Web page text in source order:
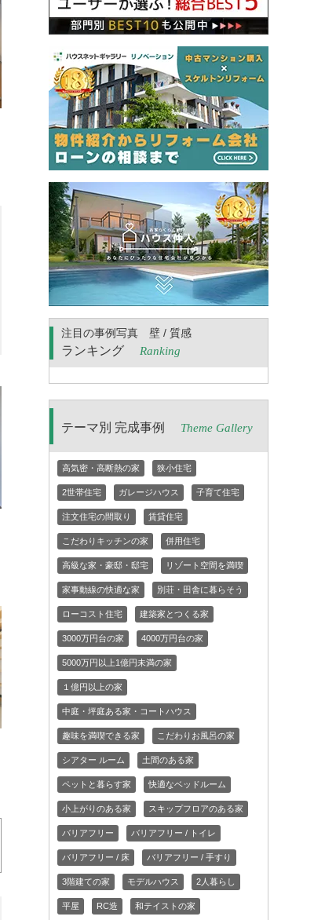
注目の事例写真 壁 / 質感
ランキング Ranking
テーマ別 完成事例 Theme Gallery
高気密・高断熱の家 狭小住宅
2世帯住宅 ガレージハウス 子育て住宅
注文住宅の間取り 賃貸住宅
こだわりキッチンの家 併用住宅
高級な家・豪邸・邸宅 リゾート空間を満喫
家事動線の快適な家 別荘・田舎に暮らそう
ローコスト住宅 建築家とつくる家
3000万円台の家 4000万円台の家
5000万円以上1億円未満の家
１億円以上の家
中庭・坪庭ある家・コートハウス
趣味を満喫できる家 こだわりお風呂の家
シアター ルーム 土間のある家
ペットと暮らす家 快適なベッドルーム
小上がりのある家 スキップフロアのある家
バリアフリー バリアフリー / トイレ
バリアフリー / 床 バリアフリー / 手すり
3階建ての家 モデルハウス 2人暮らし
平屋 RC造 和テイストの家